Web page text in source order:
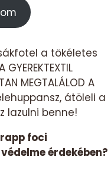
a tökéletes
MEGTALÁLOD A
átöleli a
lazulni benne!
foci
érdekében?